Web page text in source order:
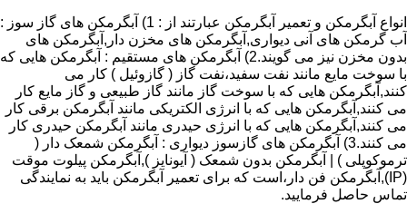
انواع آبگرمکن و تعمیر آبگرمکن عبارتند از : 1) آبگرمکن های گاز سوز :
آب گرمکن های آنی دیواری,آبگرمکن های مخزن دار,آبگرمکن های
بدون مخزن نیز می گویند.2) آبگرمکن های مستقیم : آبگرمکن هایی که
با سوخت مایع مانند نفت سفید،نفت گاز ( گازوئیل ) کار می
کنند,آبگرمکن هایی که با سوخت گاز مانند گاز طبیعی و گاز مایع کار
می کنند,آبگرمکن هایی که با انرژی الکتریکی مانند آبگرمکن برقی کار
می کنند,آبگرمکن هایی که با انرژی حیدری مانند آبگرمکن حیدری کار
می کنند.3) آبگرمکن های گازسوز دیواری : آبگرمکن شمعک دار (
ترموکوپلی ) | آبگرمکن بدون شمعک ( آیونایز ),آبگرمکن پیلوت موقت
(IP),آبگرمکن فن دار،است که برای تعمیر آبگرمکن باید به نمایندگی
تماس حاصل فرمایید.